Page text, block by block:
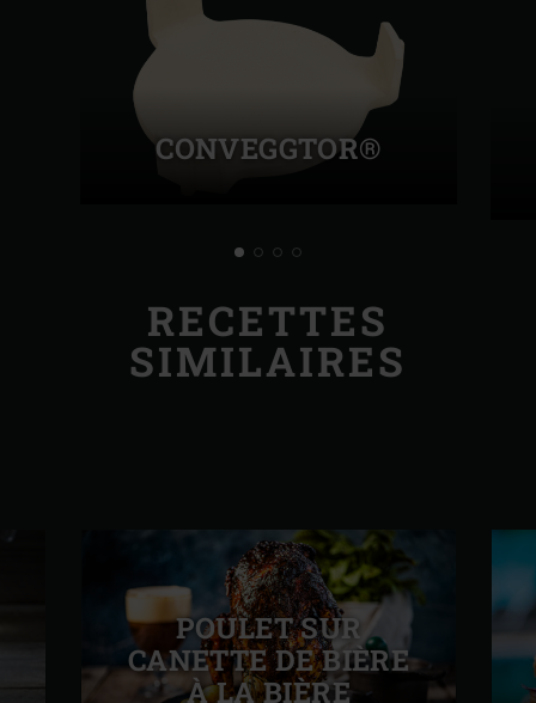
CONVEGGTOR®
RECETTES
SIMILAIRES
POULET SUR
CANETTE DE BIÈRE
À LA BIÈRE